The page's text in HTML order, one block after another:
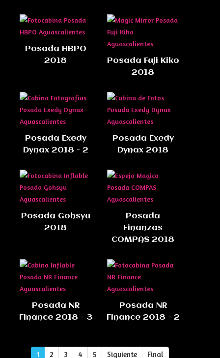
Posada HBPO
2018
Posada Fuji Kiko
2018
Posada Exedy
Dynax 2018 - 2
Posada Exedy
Dynax 2018
Posada Gohsyu
2018
Posada
Finanzas
COMPAS 2018
Posada NR
Finance 2018 - 3
Posada NR
Finance 2018 - 2
1 2 3 4 5 Siguiente Final